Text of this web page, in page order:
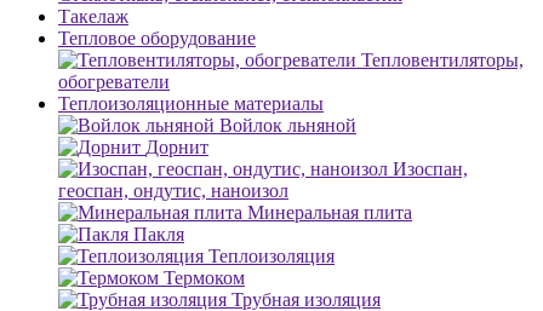
Такелаж
Тепловое оборудование
Тепловентиляторы,
обогреватели
Теплоизоляционные материалы
Войлок льняной
Дорнит
Изоспан,
геоспан, ондутис, наноизол
Минеральная плита
Пакля
Теплоизоляция
Термоком
Трубная изоляция